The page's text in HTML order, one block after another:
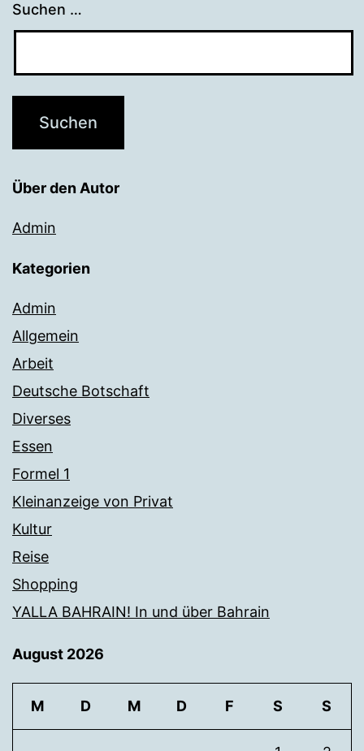
Suchen …
Über den Autor
Admin
Kategorien
Admin
Allgemein
Arbeit
Deutsche Botschaft
Diverses
Essen
Formel 1
Kleinanzeige von Privat
Kultur
Reise
Shopping
YALLA BAHRAIN! In und über Bahrain
August 2026
M D M D F S S